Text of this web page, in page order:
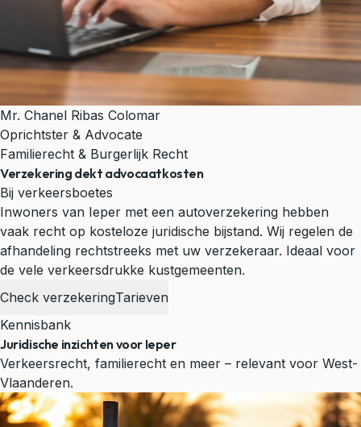
Mr. Chanel Ribas Colomar
Oprichtster & Advocate
Familierecht & Burgerlijk Recht
Verzekering dekt advocaatkosten
Bij verkeersboetes
Inwoners van Ieper met een autoverzekering hebben
vaak recht op kosteloze juridische bijstand. Wij regelen de
afhandeling rechtstreeks met uw verzekeraar. Ideaal voor
de vele verkeersdrukke kustgemeenten.
Check verzekeringTarieven
Kennisbank
Juridische inzichten voor Ieper
Verkeersrecht, familierecht en meer – relevant voor West-
Vlaanderen.